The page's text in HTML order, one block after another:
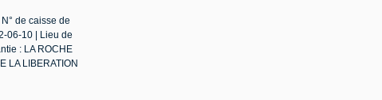
de caisse de
06-10 | Lieu de
: LA ROCHE
LA LIBERATION